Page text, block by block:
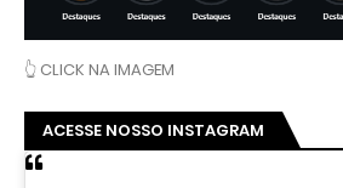
👆 CLICK NA IMAGEM
ACESSE NOSSO INSTAGRAM